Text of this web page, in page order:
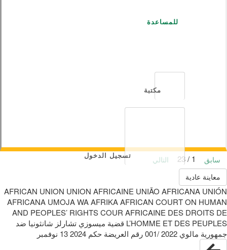
للمساعدة
مكتبة
تسجيل الدخول سابق
التالي
معاينة عادية
AFRICAN UNION UNION AFRICAINE UNIÃO AFRICANA UNIÓN
AFRICANA UMOJA WA AFRIKA AFRICAN COURT ON HUMAN
AND PEOPLES’ RIGHTS COUR AFRICAINE DES DROITS DE
‫جمهورية مالوي‬ 2022 /001 ‫رقم العريضة‬ ‫حكم‬ 2024 ‫ نوفمبر‬13